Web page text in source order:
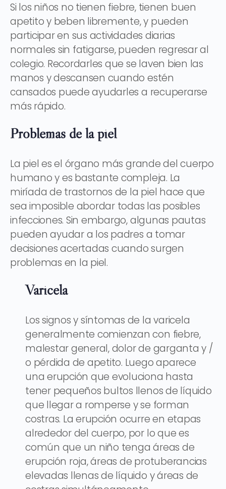
Si los niños no tienen fiebre, tienen buen
apetito y beben libremente, y pueden
participar en sus actividades diarias
normales sin fatigarse, pueden regresar al
colegio. Recordarles que se laven bien las
manos y descansen cuando estén
cansados ​​puede ayudarles a recuperarse
más rápido.
Problemas de la piel
La piel es el órgano más grande del cuerpo
humano y es bastante compleja. La
miríada de trastornos de la piel hace que
sea imposible abordar todas las posibles
infecciones. Sin embargo, algunas pautas
pueden ayudar a los padres a tomar
decisiones acertadas cuando surgen
problemas en la piel.
Varicela
Los signos y síntomas de la varicela
generalmente comienzan con fiebre,
malestar general, dolor de garganta y /
o pérdida de apetito. Luego aparece
una erupción que evoluciona hasta
tener pequeños bultos llenos de líquido
que llegar a romperse y se forman
costras. La erupción ocurre en etapas
alrededor del cuerpo, por lo que es
común que un niño tenga áreas de
erupción roja, áreas de protuberancias
elevadas llenas de líquido y áreas de